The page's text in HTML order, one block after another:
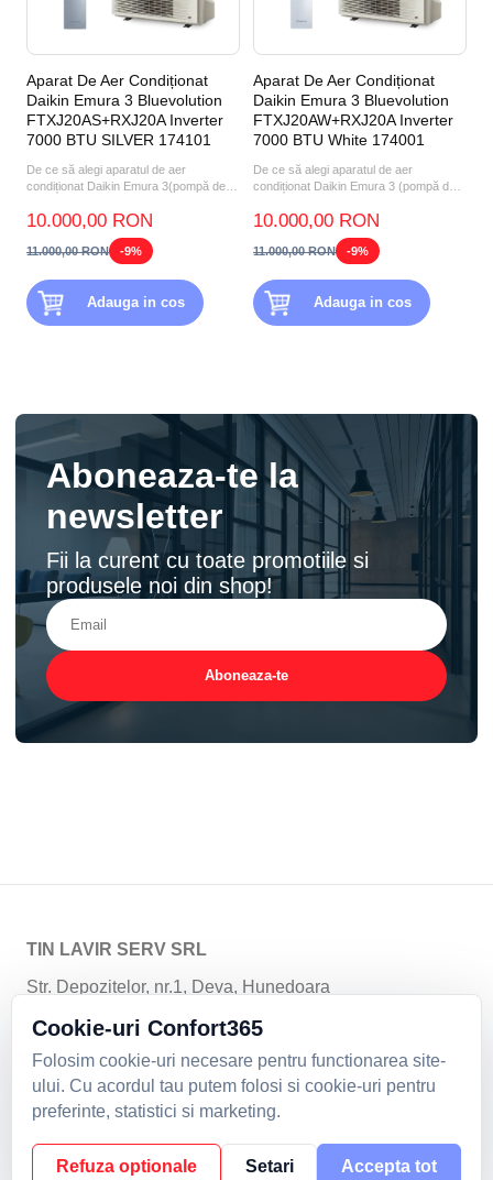
Aparat De Aer Condiționat
Daikin Emura 3 Bluevolution
FTXJ20AS+RXJ20A Inverter
7000 BTU SILVER 174101
De ce să alegi aparatul de aer
condiționat Daikin Emura 3(pompă de
10.000,00 RON
11.000,00 RON -9%
Adauga in cos
Aparat De Aer Condiționat
Daikin Emura 3 Bluevolution
FTXJ20AW+RXJ20A Inverter
7000 BTU White 174001
De ce să alegi aparatul de aer
condiționat Daikin Emura 3 (pompă de
10.000,00 RON
11.000,00 RON -9%
Adauga in cos
Aboneaza-te la
newsletter
Fii la curent cu toate promotiile si
produsele noi din shop!
Aboneaza-te
TIN LAVIR SERV SRL
Str. Depozitelor, nr.1, Deva, Hunedoara
Email:climatizare@tinlavir.ro| Telefon:
Politica de confidentialitate |Formular de retur |
Cookie-uri
Cookie-uri Confort365
Folosim cookie-uri necesare pentru functionarea site-
ului. Cu acordul tau putem folosi si cookie-uri pentru
preferinte, statistici si marketing.
Refuza optionale Setari Accepta tot